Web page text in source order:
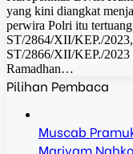
yang kini diangkat
perwira Polri itu
ST/2864/XII/KEP./
ST/2866/XII/KEP./
Ramadhan…
Pilihan Pembaca
Muscab
Mariyam